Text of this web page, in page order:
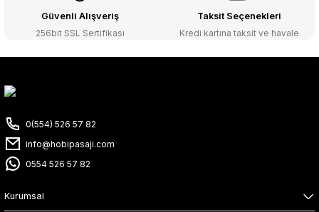
Güvenli Alışveriş
256bit SSL Sertifikası
Taksit Seçenekleri
Kredi kartına taksit ve havale
0(554) 526 57 82
info@hobipasaji.com
0554 526 57 82
Kurumsal